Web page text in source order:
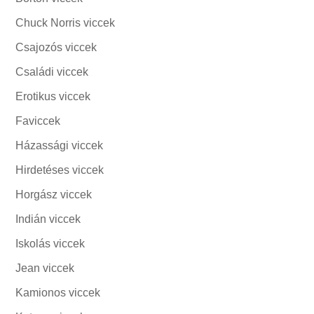
Chuck Norris viccek
Csajozós viccek
Családi viccek
Erotikus viccek
Faviccek
Házassági viccek
Hirdetéses viccek
Horgász viccek
Indián viccek
Iskolás viccek
Jean viccek
Kamionos viccek